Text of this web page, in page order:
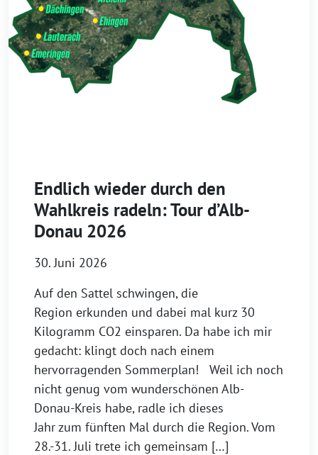
Endlich wieder durch den
Wahlkreis radeln: Tour d’Alb-
Donau 2026
30. Juni 2026
Auf den Sattel schwingen, die
Region erkunden und dabei mal kurz 30
Kilogramm CO2 einsparen. Da habe ich mir
gedacht: klingt doch nach einem
hervorragenden Sommerplan! Weil ich noch
nicht genug vom wunderschönen Alb-
Donau-Kreis habe, radle ich dieses
Jahr zum fünften Mal durch die Region. Vom
28.-31. Juli trete ich gemeinsam […]